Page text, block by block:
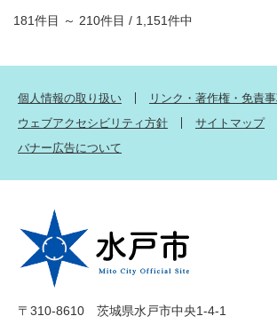
181件目 ～ 210件目 / 1,151件中
個人情報の取り扱い
リンク・著作権・免責
ウェブアクセシビリティ方針
サイトマップ
バナー広告について
〒310-8610 茨城県水戸市中央1-4-1